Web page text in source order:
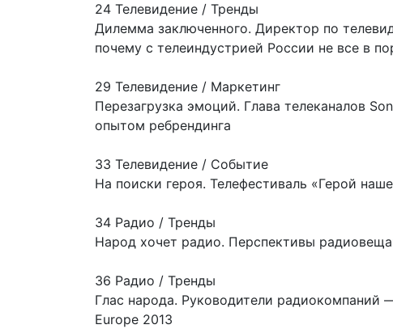
24 Телевидение / Тренды
Дилемма заключенного. Директор по
почему с телеиндустрией России не все в
29 Телевидение / Маркетинг
Перезагрузка эмоций. Глава телеканалов
опытом ребрендинга
33 Телевидение / Событие
На поиски героя. Телефестиваль «Герой
34 Радио / Тренды
Народ хочет радио. Перспективы
36 Радио / Тренды
Глас народа. Руководители
Europe 2013